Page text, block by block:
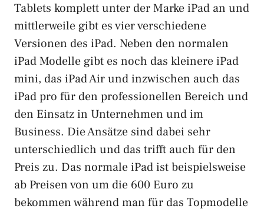
Tablets komplett unter der Marke iPad an und
mittlerweile gibt es vier verschiedene
Versionen des iPad. Neben den normalen
iPad Modelle gibt es noch das kleinere iPad
mini, das iPad Air und inzwischen auch das
iPad pro für den professionellen Bereich und
den Einsatz in Unternehmen und im
Business. Die Ansätze sind dabei sehr
unterschiedlich und das trifft auch für den
Preis zu. Das normale iPad ist beispielsweise
ab Preisen von um die 600 Euro zu
bekommen während man für das Topmodelle